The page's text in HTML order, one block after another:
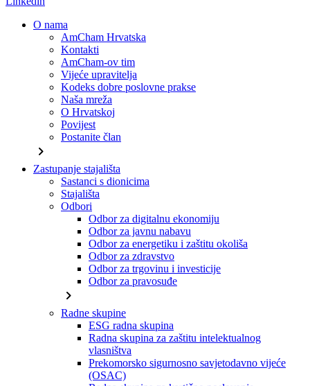
O nama
AmCham Hrvatska
Kontakti
AmCham-ov tim
Vijeće upravitelja
Kodeks dobre poslovne prakse
Naša mreža
O Hrvatskoj
Povijest
Postanite član
chevron_right
Zastupanje stajališta
Sastanci s dionicima
Stajališta
Odbori
Odbor za digitalnu ekonomiju
Odbor za javnu nabavu
Odbor za energetiku i zaštitu okoliša
Odbor za zdravstvo
Odbor za trgovinu i investicije
Odbor za pravosuđe
chevron_right
Radne skupine
ESG radna skupina
Radna skupina za zaštitu intelektualnog
vlasništva
Prekomorsko sigurnosno savjetodavno vijeće
(OSAC)